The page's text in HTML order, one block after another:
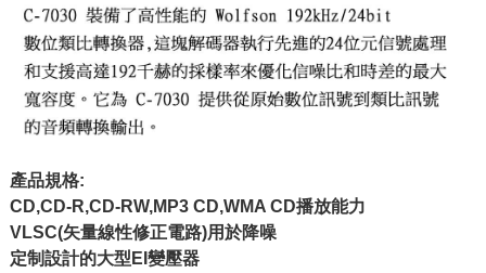
產品規格:
CD,CD-R,CD-RW,MP3 CD,WMA CD播放能力
VLSC(矢量線性修正電路)用於降噪
定制設計的大型EI變壓器